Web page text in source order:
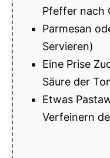
Pfeffer nach
Parmesan
Servieren)
Eine Prise
Säure der
Etwas
Verfeinern